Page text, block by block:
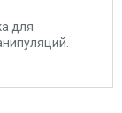
для